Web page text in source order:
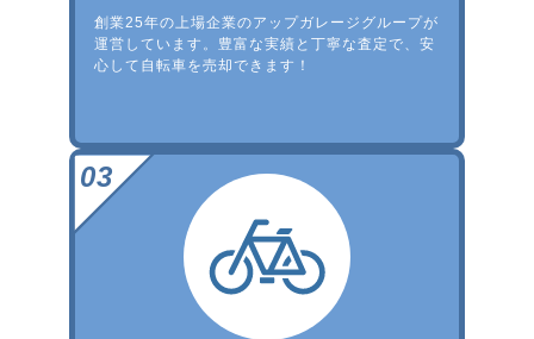
創業25年の上場企業のアップガレージグループが
運営しています。豊富な実績と丁寧な査定で、安
心して自転車を売却できます！